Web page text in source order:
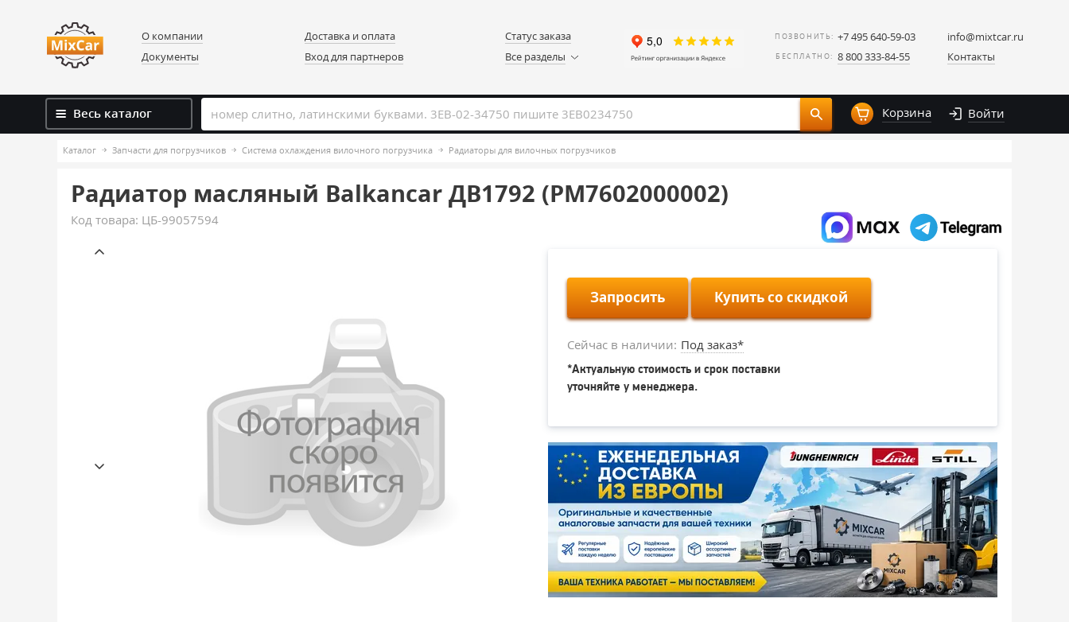
О компании
Документы
Доставка и оплата
Вход для партнеров
Статус заказа
Все разделы
ПОЗВОНИТЬ: +7 495 640-59-03
БЕСПЛАТНО: 8 800 333-84-55
info@mixtcar.ru
Контакты
Весь каталог Корзина Войти
Каталог Запчасти для погрузчиков Система охлаждения вилочного погрузчика Радиаторы для вилочных погрузчиков
Радиатор масляный Balkancar ДB1792 (PM7602000002)
Код товара: ЦБ-99057594
Запросить Купить со скидкой
Сейчас в наличии: Под заказ*
*Актуальную стоимость и срок поставки
уточняйте у менеджера.